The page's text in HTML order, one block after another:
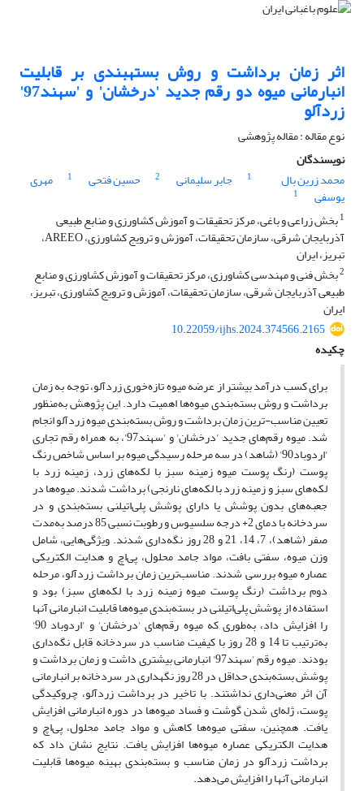
اثر زمان برداشت و روش بستهبندی بر قابلیت
انبارمانی میوه دو رقم جدید 'درخشان' و 'سهند97'
زردآلو
نوع مقاله : مقاله پژوهشی
نویسندگان
محمد زرین بال
1 جابر سلیمانی 2 حسین فتحی 1 مهری
یوسفی
1
1بخش زراعی و باغی، مرکز تحقیقات و آموزش کشاورزی و منابع طبیعی
آذربایجان شرقی، سازمان تحقیقات، آموزش و ترویج کشاورزی، AREEO،
تبریز، ایران
2بخش فنی و مهندسی کشاورزی، مرکز تحقیقات و آموزش کشاورزی و منابع
طبیعی آذربایجان شرقی، سازمان تحقیقات، آموزش و ترویج کشاورزی، تبریز،
ایران
10.22059/ijhs.2024.374566.2165
چکیده
برای کسب درآمد بیشتر از عرضه میوه تازه‌خوری زردآلو، توجه به زمان
برداشت و روش بسته‌بندی میوه‌ها اهمیت دارد. این پژوهش به‌منظور
تعیین مناسب-ترین زمان برداشت و روش بسته‌بندی میوه زردآلو انجام
شد. میوه‌‌ رقم‌های جدید 'درخشان' و 'سهند97'، به همراه رقم تجاری
'اردوباد90' (شاهد) در سه مرحله رسیدگی میوه بر اساس شاخص رنگ
پوست (رنگ پوست میوه زمینه سبز با لکه‌های زرد، زمینه زرد با
لکه‌های سبز و زمینه زرد با لکه‌های نارنجی) برداشت شدند. میوه‌ها در
جعبه‌های بدون پوشش یا دارای پوشش پلی‌اتیلنی بسته‌بندی و در
سردخانه با دمای 2+ درجه سلسیوس و رطوبت نسبی 85 درصد به‌مدت
صفر (شاهد)، 7، 14‌، 21 و 28 روز نگه‌داری شدند. ویژگی‌هایی، شامل
وزن میوه، سفتی بافت، مواد جامد محلول، پی‌اچ و هدایت الکتریکی
عصاره میوه بررسی شدند. مناسب‌ترین زمان برداشت زردآلو، مرحله
دوم برداشت (رنگ پوست میوه زمینه زرد با لکه‌های سبز) بود و
استفاده از پوشش پلی‌اتیلنی در بسته‌بندی میوه‌ها قابلیت انبارمانی آنها
را افزایش داد، به‌طوری که میوه‌‌ رقم‌های 'درخشان' و 'اردوباد 90'
به‌ترتیب تا 14 و 28 روز با کیفیت مناسب در سردخانه قابل نگه‌داری
بودند. میوه‌‌ رقم 'سهند97' انبارمانی بیشتری داشت و زمان برداشت و
پوشش بسته‌بندی حداقل در 28 روز نگهداری در سردخانه بر انبارمانی
آن اثر معنی‌داری نداشتند. با تاخیر در برداشت زردآلو، چروکیدگی
پوست، ژله‌ای شدن گوشت و فساد میوه‌ها در دوره انبارمانی افزایش
یافت. همچنین، سفتی میوه‌ها کاهش و مواد جامد محلول، پی‌اچ و
هدایت الکتریکی عصاره میوه‌ها افزایش یافت. نتایج نشان داد که
برداشت زردآلو در زمان مناسب و بسته‌بندی بهینه میوه‌ها قابلیت
انبارمانی آنها را افزایش می‌دهد.